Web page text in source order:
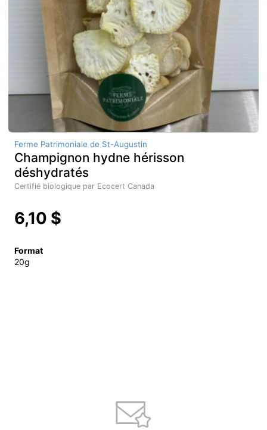
Ferme Patrimoniale de St-Augustin
Champignon hydne hérisson
déshydratés
Certifié biologique par Ecocert Canada
6,10 $
Format
20g